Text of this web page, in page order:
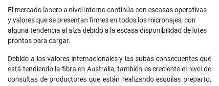
El mercado lanero a nivel interno continúa con escasas operativas
y valores que se presentan firmes en todos los micronajes, con
alguna tendencia al alza debido a la escasa disponibilidad de lotes
prontos para cargar.
Debido a los valores internacionales y las subas consecuentes que
está tendiendo la fibra en Australia, también es creciente el nivel de
consultas de productores que están realizando esquilas preparto,